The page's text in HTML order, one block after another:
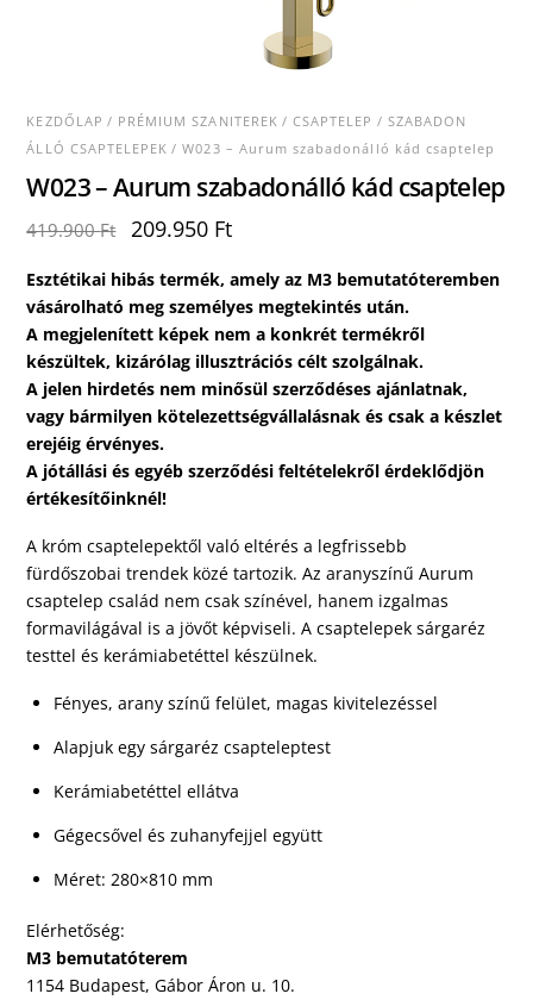
KEZDŐLAP / PRÉMIUM SZANITEREK /CSAPTELEP / SZABADON
ÁLLÓ CSAPTELEPEK / W023 – Aurum szabadonálló kád csaptelep
W023 – Aurum szabadonálló kád csaptelep
419.900Ft
Original
was:
419.900 Ft.
209.950 FtCurrent
is:
209.950 Ft.
Esztétikai hibás termék, amely az M3 bemutatóteremben
vásárolható meg személyes megtekintés után.
A megjelenített képek nem a konkrét termékről
készültek, kizárólag illusztrációs célt szolgálnak.
A jelen hirdetés nem minősül szerződéses ajánlatnak,
vagy bármilyen kötelezettségvállalásnak és csak a készlet
erejéig érvényes.
A jótállási és egyéb szerződési feltételekről érdeklődjön
értékesítőinknél!
A króm csaptelepektől való eltérés a legfrissebb
fürdőszobai trendek közé tartozik. Az aranyszínű Aurum
csaptelep család nem csak színével, hanem izgalmas
formavilágával is a jövőt képviseli. A csaptelepek sárgaréz
testtel és kerámiabetéttel készülnek.
Fényes, arany színű felület, magas kivitelezéssel
Alapjuk egy sárgaréz csapteleptest
Kerámiabetéttel ellátva
Gégecsővel és zuhanyfejjel együtt
Méret: 280×810 mm
Elérhetőség:
M3 bemutatóterem
1154 Budapest, Gábor Áron u. 10.